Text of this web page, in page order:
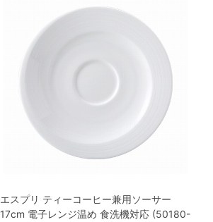
エスプリ ティーコーヒー兼用ソーサー
17cm 電子レンジ温め 食洗機対応 (50180-